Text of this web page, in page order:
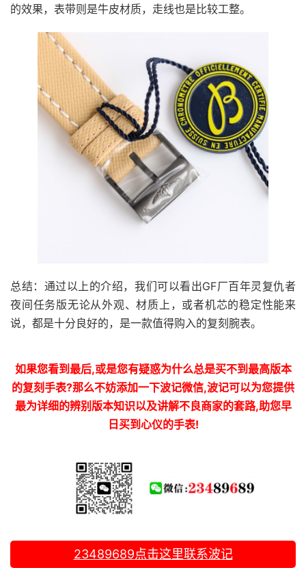
的效果，表带则是牛皮材质，走线也是比较工整。
总结：通过以上的介绍，我们可以看出GF厂百年灵复仇者
夜间任务版无论从外观、材质上，或者机芯的稳定性能来
说，都是十分良好的，是一款值得购入的复刻腕表。
如果您看到最后,或是您有疑惑为什么总是买不到最高版本
的复刻手表?那么不妨添加一下波记微信,波记可以为您提供
最为详细的辨别版本知识以及讲解不良商家的套路,助您早
日买到心仪的手表!
23489689点击这里联系波记